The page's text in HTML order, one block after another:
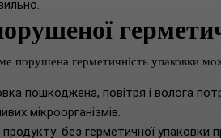
порушена герметичність упаковки
пошкоджена, повітря і волога
мікроорганізмів.
без герметичної упаковки